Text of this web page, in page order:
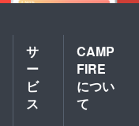
サ
ー
ビ
ス
CAMP
FIRE
につい
て